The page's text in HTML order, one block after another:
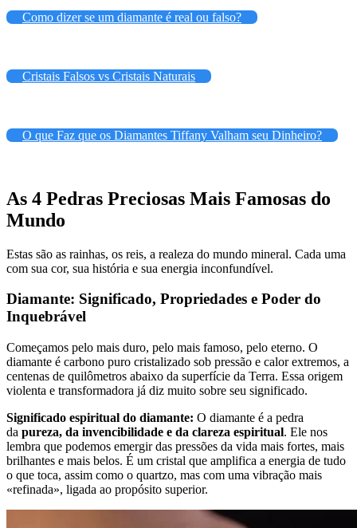
Como dizer se um diamante é real ou falso?
Cristais Falsos vs Cristais Naturais
O que Faz que os Diamantes Tiffany Valham seu Dinheiro?
As 4 Pedras Preciosas Mais Famosas do
Mundo
Estas são as rainhas, os reis, a realeza do mundo mineral. Cada uma
com sua cor, sua história e sua energia inconfundível.
Diamante: Significado, Propriedades e Poder do
Inquebrável
Começamos pelo mais duro, pelo mais famoso, pelo eterno. O
diamante é carbono puro cristalizado sob pressão e calor extremos, a
centenas de quilômetros abaixo da superfície da Terra. Essa origem
violenta e transformadora já diz muito sobre seu significado.
Significado espiritual do diamante: O diamante é a pedra
da pureza, da invencibilidade e da clareza espiritual. Ele nos
lembra que podemos emergir das pressões da vida mais fortes, mais
brilhantes e mais belos. É um cristal que amplifica a energia de tudo
o que toca, assim como o quartzo, mas com uma vibração mais
«refinada», ligada ao propósito superior.